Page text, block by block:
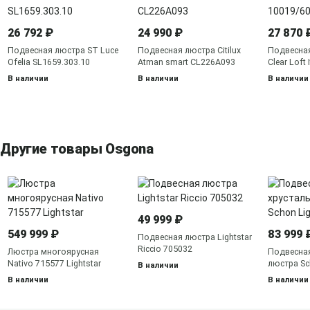
26 792 ₽
Подвесная люстра ST Luce
Ofelia SL1659.303.10
В наличии
24 990 ₽
Подвесная люстра Citilux
Atman smart CL226A093
В наличии
27 870
Clear Loft
В наличии
Другие товары Osgona
549 999 ₽
Люстра многоярусная
Nativo 715577 Lightstar
В наличии
49 999 ₽
Подвесная люстра Lightstar
Riccio 705032
В наличии
83 999
люстра
790111
В наличии